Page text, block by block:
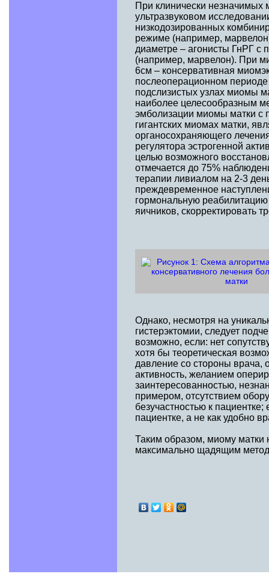
При клинически
ультразвуковом
низкодозированных
режиме (например,
диаметре – агонисты ГнРГ
(например, марвелон). При
6см – консервативная
послеоперационном
подслизистых узлах миомы
наиболее целесообразным
эмболизации миомы матки с
гигантских миомах матки,
органосохраняющего
регулятора эстрогенной
целью возможного
отмечается до 75%
терапии ливиалом на 2-3
преждевременное
гормональную реабилитацию
яичников, скорректировать
Однако, несмотря на
гистерэктомии, следует
возможно, если: нет
хотя бы теоретическая
давление со стороны врача,
активность, желанием
заинтересованностью,
примером, отсутствием
безучастностью к
пациентке, а не как удобно
Таким образом, миому матки
максимально щадящим